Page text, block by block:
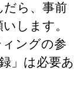
ら、事前
します。
ングの参
」は必要あ